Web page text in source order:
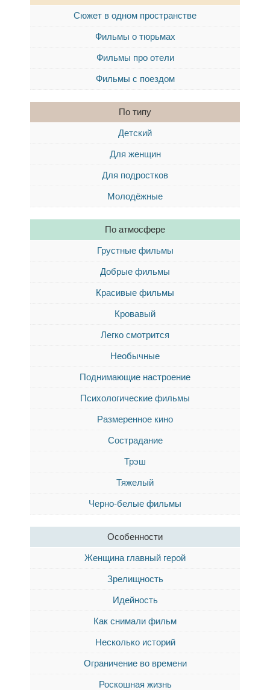
Сюжет в одном пространстве
Фильмы о тюрьмах
Фильмы про отели
Фильмы с поездом
По типу
Детский
Для женщин
Для подростков
Молодёжные
По атмосфере
Грустные фильмы
Добрые фильмы
Красивые фильмы
Кровавый
Легко смотрится
Необычные
Поднимающие настроение
Психологические фильмы
Размеренное кино
Сострадание
Трэш
Тяжелый
Черно-белые фильмы
Особенности
Женщина главный герой
Зрелищность
Идейность
Как снимали фильм
Несколько историй
Ограничение во времени
Роскошная жизнь